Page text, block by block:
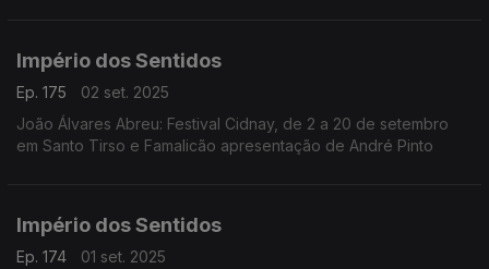
Império dos Sentidos
Ep. 175
02 set. 2025
João Álvares Abreu: Festival Cidnay, de 2 a 20 de setembro
em Santo Tirso e Famalicão apresentação de André Pinto
Império dos Sentidos
Ep. 174
01 set. 2025